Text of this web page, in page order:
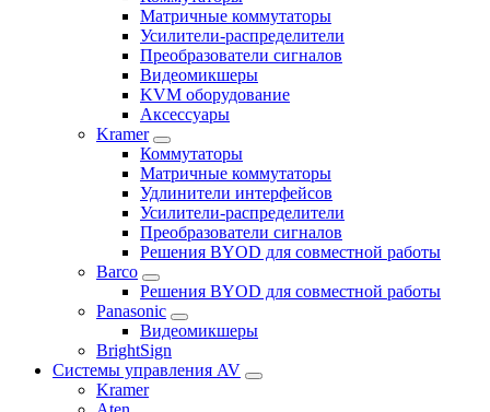
Матричные коммутаторы
Усилители-распределители
Преобразователи сигналов
Видеомикшеры
KVM оборудование
Аксессуары
Kramer
Коммутаторы
Матричные коммутаторы
Удлинители интерфейсов
Усилители-распределители
Преобразователи сигналов
Решения BYOD для совместной работы
Barco
Решения BYOD для совместной работы
Panasonic
Видеомикшеры
BrightSign
Системы управления AV
Kramer